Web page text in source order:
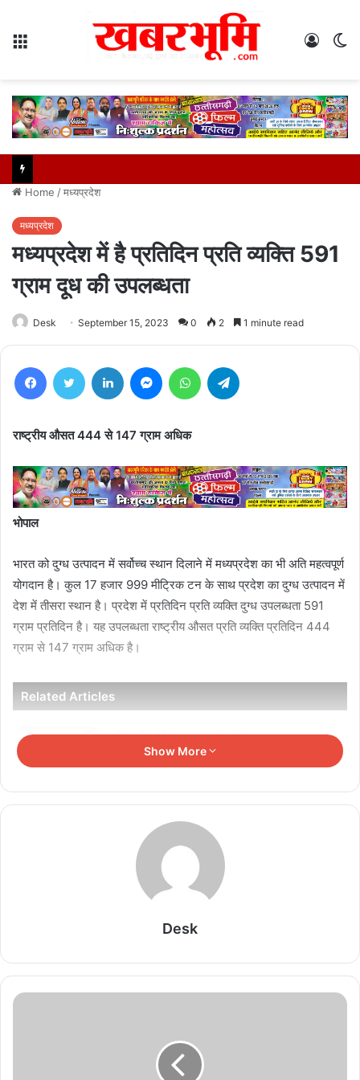
Log
Home /मध्यप्रदेश
मध्यप्रदेश
मध्यप्रदेश में है प्रतिदिन प्रति व्यक्ति 591
ग्राम दूध की उपलब्धता
Desk September 15, 2023 0 2 1 minute read
FacebookTwitter LinkedIn MessengerWhatsApp
राष्ट्रीय औसत 444 से 147 ग्राम अधिक
भोपाल
भारत को दुग्ध उत्पादन में सर्वोच्च स्थान दिलाने में मध्यप्रदेश का भी अति महत्वपूर्ण
योगदान है। कुल 17 हजार 999 मीट्रिक टन के साथ प्रदेश का दुग्ध उत्पादन में
देश में तीसरा स्थान है। प्रदेश में प्रतिदिन प्रति व्यक्ति दुग्ध उपलब्धता 591
ग्राम प्रतिदिन है। यह उपलब्धता राष्ट्रीय औसत प्रति व्यक्ति प्रतिदिन 444
ग्राम से 147 ग्राम अधिक है।
Related Articles
तीन वर्षीय रोलिंग बजट पर होगा फोकस
August 6, 2026
सेमीफाइनल में झारखंड को 2-0 से हराकर फाइनल में बनाई
August 6, 2026
11वीं एवं 12वीं के विद्यार्थियों में कानूनी जागरूकता, राष्ट्रीय
शनिवार आयोजित होगा सामुदायिक पुलिसिंग कार्यक्रम
पारंपरिक संगीत, नृत्य और लोककलाओं के माध्यम से
Show More
Desk